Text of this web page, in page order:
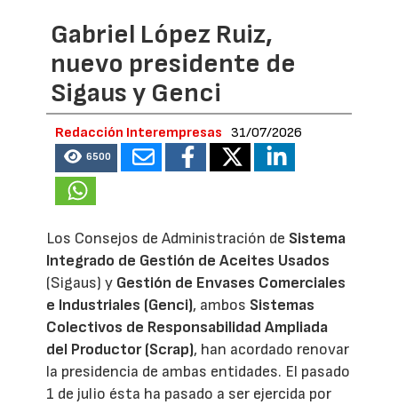
Gabriel López Ruiz,
nuevo presidente de
Sigaus y Genci
Redacción Interempresas 31/07/2026
6500
Los Consejos de Administración de Sistema
Integrado de Gestión de Aceites Usados
(Sigaus) y Gestión de Envases Comerciales
e Industriales (Genci), ambos Sistemas
Colectivos de Responsabilidad Ampliada
del Productor (Scrap), han acordado renovar
la presidencia de ambas entidades. El pasado
1 de julio ésta ha pasado a ser ejercida por